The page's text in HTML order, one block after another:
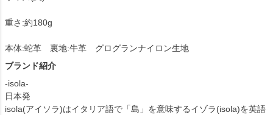
重さ:約180g
本体:蛇革 裏地:牛革 グログランナイロン生地
ブランド紹介
-isola-
日本発
isola(アイソラ)はイタリア語で「島」を意味するイゾラ(isola)を英語